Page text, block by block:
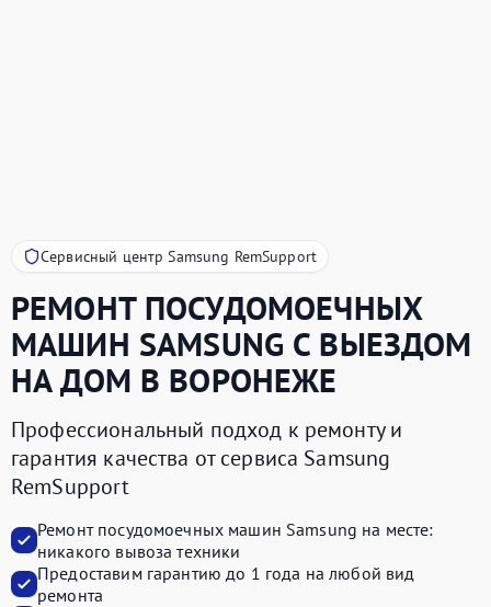
Сервисный центр Samsung RemSupport
РЕМОНТ ПОСУДОМОЕЧНЫХ
МАШИН SAMSUNG С ВЫЕЗДОМ
НА ДОМ В ВОРОНЕЖЕ
Профессиональный подход к ремонту и
гарантия качества от сервиса Samsung
RemSupport
Ремонт посудомоечных машин Samsung на месте:
никакого вывоза техники
Предоставим гарантию до 1 года на любой вид
ремонта